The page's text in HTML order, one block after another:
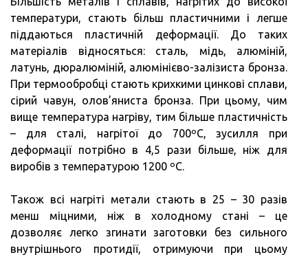
температури, стають більш пластичними і легше
піддаються пластичній деформації. До таких
матеріалів відносяться: сталь, мідь, алюміній,
латунь, дюралюміній, алюмінієво-залізиста бронза.
При термообробці стають крихкими цинкові сплави,
сірий чавун, олов’яниста бронза. При цьому, чим
вище температура нагріву, тим більше пластичність
– для сталі, нагрітої до 700ºC, зусилля при
деформації потрібно в 4,5 рази більше, ніж для
виробів з температурою 1200 ºC.
Також всі нагріті метали стають в 25 – 30 разів
менш міцними, ніж в холодному стані – це
дозволяє легко згинати заготовки без сильного
внутрішнього протидії, отримуючи при цьому